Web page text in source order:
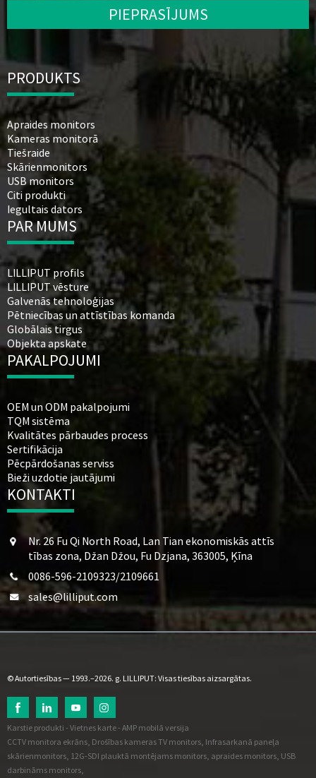
PIEPRASĪJUMS
PRODUKTS
Apraides monitors
Kameras monitorā
Tiešraide
Skārienmonitors
USB monitors
Citi produkti
Iegultais dators
PAR MUMS
LILLIPUT profils
LILLIPUT vēsture
Galvenās tehnoloģijas
Pētniecības un attīstības komanda
Globālais tirgus
Objekta apskate
PAKALPOJUMI
OEM un ODM pakalpojumi
TQM sistēma
Kvalitātes pārbaudes process
Sertifikācija
Pēcpārdošanas serviss
Bieži uzdotie jautājumi
KONTAKTI
Nr. 26 Fu Qi North Road, Lan Tian ekonomiskās attīs
tības zona, Džan Džou, Fu Dzjana, 363005, Ķīna
0086-596-2109323/2109661
sales@lilliput.com
© Autortiesības — 1993.–2026. g. LILLIPUT: Visas tiesības aizsargātas.
Karstie produkti - Vietnes karte- AMP mobilā versija
CCTV monitora ekrāns, Drošības kameras TV monitors, Infrasarkanā paneļa
skārienmonitors, 12G-SDI plauktā montējams monitors, apraides monitors, USB
darbināms monitors,